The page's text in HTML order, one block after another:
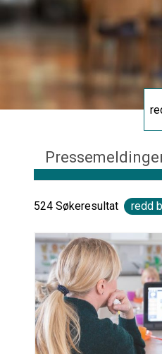
524 Søkeresultat redd